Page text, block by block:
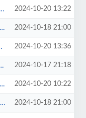
2024-10-20 13:22
2024-10-18 21:00
2024-10-20 13:36
2024-10-17 21:18
2024-10-20 10:22
2024-10-18 21:00